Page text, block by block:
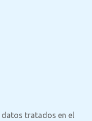
tratados en el